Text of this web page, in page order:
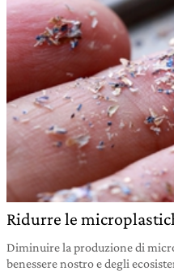
Ridurre le
Diminuire la produzione di
benessere nostro e degli